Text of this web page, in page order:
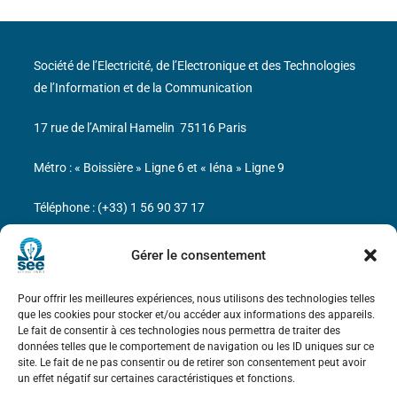
Gérer le consentement
Pour offrir les meilleures expériences, nous utilisons des technologies telles
que les cookies pour stocker et/ou accéder aux informations des appareils.
Le fait de consentir à ces technologies nous permettra de traiter des
données telles que le comportement de navigation ou les ID uniques sur ce
site. Le fait de ne pas consentir ou de retirer son consentement peut avoir
un effet négatif sur certaines caractéristiques et fonctions.
Bicentenaire des découvertes d’André-
Marie Ampère
Mentions légales
Société de l’Electricité, de l’Electronique et des Technologies
de l’Information et de la Communication
17 rue de l’Amiral Hamelin 75116 Paris
Métro : « Boissière » Ligne 6 et « Iéna » Ligne 9
Téléphone : (+33) 1 56 90 37 17
N° de SIREN : 785 393 232, Code APE : 9412Z TVA intra-
communautaire : FR44 785 393 232